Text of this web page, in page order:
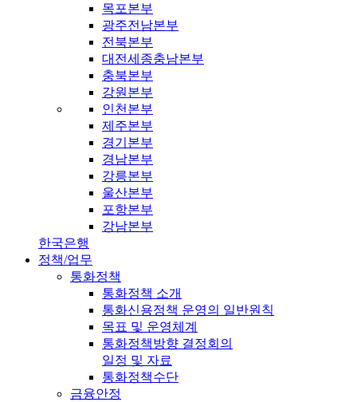
목포본부
광주전남본부
전북본부
대전세종충남본부
충북본부
강원본부
인천본부
제주본부
경기본부
경남본부
강릉본부
울산본부
포항본부
강남본부
한국은행
정책/업무
통화정책
통화정책 소개
통화신용정책 운영의 일반원칙
목표 및 운영체계
통화정책방향 결정회의
일정 및 자료
통화정책수단
금융안정